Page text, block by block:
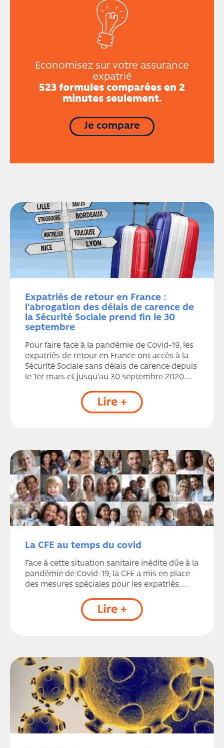
Economisez sur votre assurance
expatrié
523 formules comparées en 2
minutes seulement.
Je compare
Expatriés de retour en France :
l’abrogation des délais de carence de
la Sécurité Sociale prend fin le 30
septembre
Pour faire face à la pandémie de Covid-19, les
expatriés de retour en France ont accès à la
Sécurité Sociale sans délais de carence depuis
le 1er mars et jusqu'au 30 septembre 2020....
La CFE au temps du covid
Face à cette situation sanitaire inédite dûe à la
pandémie de Covid-19, la CFE a mis en place
des mesures spéciales pour les expatriés....